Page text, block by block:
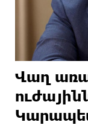
Վաղ